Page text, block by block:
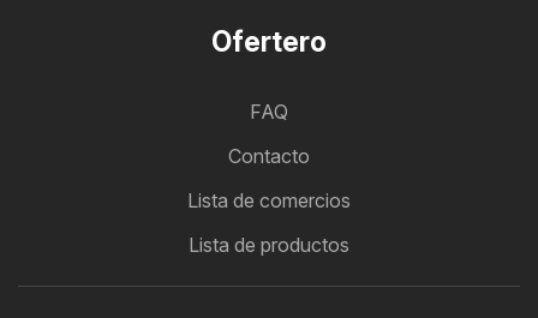
Ofertero
FAQ
Contacto
Lista de comercios
Lista de productos